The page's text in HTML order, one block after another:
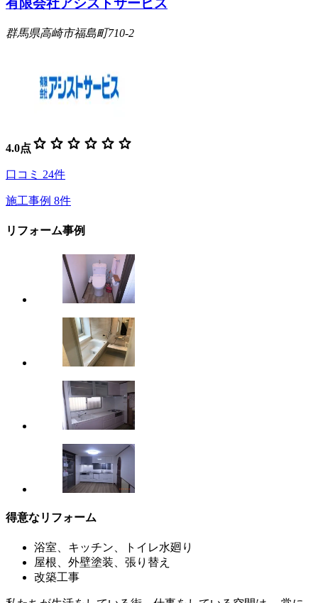
有限会社アシストサービス
群馬県高崎市福島町710-2
4.0点 star star star star star star
口コミ 24件
施工事例 8件
リフォーム事例
得意なリフォーム
浴室、キッチン、トイレ水廻り
屋根、外壁塗装、張り替え
改築工事